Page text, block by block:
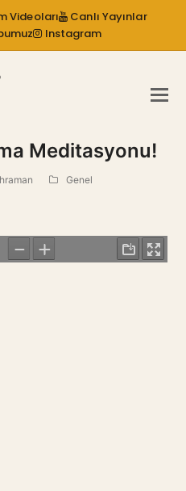
Videoları
Canlı Yayınlar
Instagram
Meditasyonu!
Genel